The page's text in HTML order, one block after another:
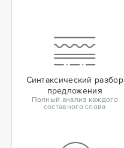
Синтаксический разбор
предложения
Полный анализ каждого
составного слова